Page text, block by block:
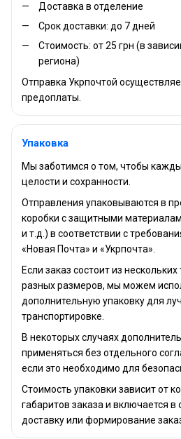
Доставка в отделение
Срок доставки: до 7 дней
Стоимость: от 25 грн (в
региона)
Отправка Укрпочтой
предоплаты.
Упаковка
Мы заботимся о том, чтобы
целости и сохранности.
Отправления упаковываются в
коробки с защитными
и т.д.) в соответствии с
«Новая Почта» и «Укрпочта».
Если заказ состоит из
разных размеров, мы можем
дополнительную упаковку для
транспортировке.
В некоторых случаях
применяться без отдельного
если это необходимо для
Стоимость упаковки зависит от
габаритов заказа и включается
доставку или формирование